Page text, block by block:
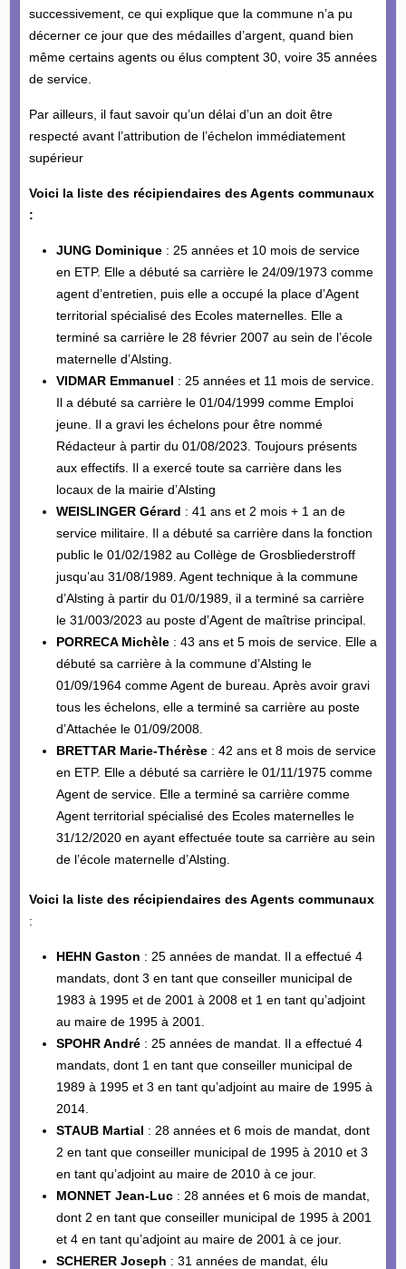
successivement, ce qui explique que la commune n’a pu
décerner ce jour que des médailles d’argent, quand bien
même certains agents ou élus comptent 30, voire 35 années
de service.
Par ailleurs, il faut savoir qu’un délai d’un an doit être
respecté avant l’attribution de l’échelon immédiatement
supérieur
Voici la liste des récipiendaires des Agents communaux
:
JUNG Dominique: 25 années et 10 mois de service
en ETP. Elle a débuté sa carrière le 24/09/1973 comme
agent d’entretien, puis elle a occupé la place d’Agent
territorial spécialisé des Ecoles maternelles. Elle a
terminé sa carrière le 28 février 2007 au sein de l’école
maternelle d’Alsting.
VIDMAR Emmanuel : 25 années et 11 mois de service.
Il a débuté sa carrière le 01/04/1999 comme Emploi
jeune. Il a gravi les échelons pour être nommé
Rédacteur à partir du 01/08/2023. Toujours présents
aux effectifs. Il a exercé toute sa carrière dans les
locaux de la mairie d’Alsting
WEISLINGER Gérard : 41 ans et 2 mois + 1 an de
service militaire. Il a débuté sa carrière dans la fonction
public le 01/02/1982 au Collège de Grosbliederstroff
jusqu’au 31/08/1989. Agent technique à la commune
d’Alsting à partir du 01/0/1989, il a terminé sa carrière
le 31/003/2023 au poste d’Agent de maîtrise principal.
PORRECA Michèle: 43 ans et 5 mois de service. Elle a
débuté sa carrière à la commune d’Alsting le
01/09/1964 comme Agent de bureau. Après avoir gravi
tous les échelons, elle a terminé sa carrière au poste
d’Attachée le 01/09/2008.
BRETTAR Marie-Thérèse: 42 ans et 8 mois de service
en ETP. Elle a débuté sa carrière le 01/11/1975 comme
Agent de service. Elle a terminé sa carrière comme
Agent territorial spécialisé des Ecoles maternelles le
31/12/2020 en ayant effectuée toute sa carrière au sein
de l’école maternelle d’Alsting.
Voici la liste des récipiendaires des Agents communaux
:
HEHN Gaston : 25 années de mandat. Il a effectué 4
mandats, dont 3 en tant que conseiller municipal de
1983 à 1995 et de 2001 à 2008 et 1 en tant qu’adjoint
au maire de 1995 à 2001.
SPOHR André: 25 années de mandat. Il a effectué 4
mandats, dont 1 en tant que conseiller municipal de
1989 à 1995 et 3 en tant qu’adjoint au maire de 1995 à
2014.
STAUB Martial : 28 années et 6 mois de mandat, dont
2 en tant que conseiller municipal de 1995 à 2010 et 3
en tant qu’adjoint au maire de 2010 à ce jour.
MONNET Jean-Luc: 28 années et 6 mois de mandat,
dont 2 en tant que conseiller municipal de 1995 à 2001
et 4 en tant qu’adjoint au maire de 2001 à ce jour.
SCHERER Joseph : 31 années de mandat, élu